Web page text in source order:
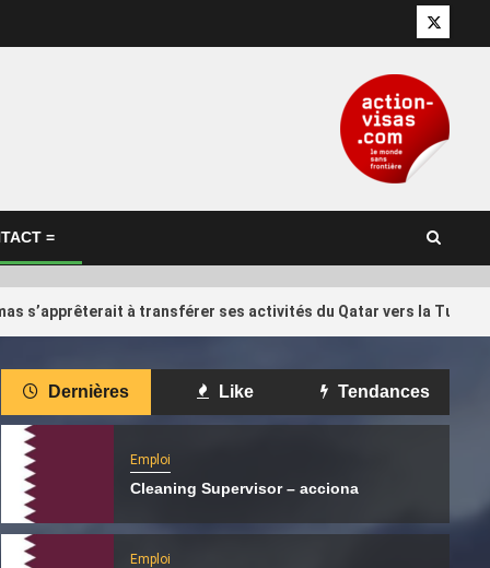
Twitter
=
s’apprêterait à transférer ses activités du Qatar vers la
Qui
la Fifa ?
4
International
Il réclame 10 000 euros à Qatar
Dernières Like Tendances
Emploi
Cleaning Supervisor – acciona
Emploi